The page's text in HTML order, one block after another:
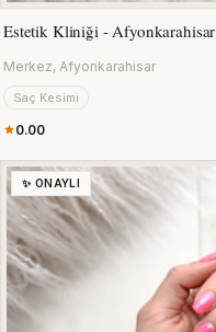
Estetik Kliniği - Afyonkarahisar
Merkez, Afyonkarahisar
Saç Kesimi
0.00
✨ ONAYLI